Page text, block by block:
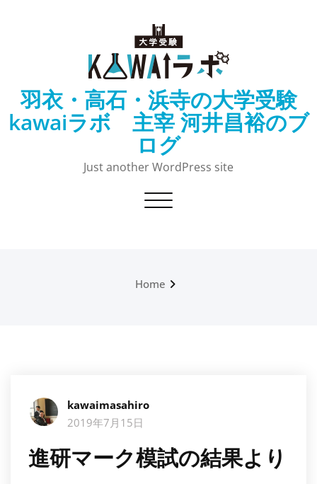
羽衣・高石・浜寺の大学受験
kawaiラボ 主宰 河井昌裕のブ
ログ
Just another WordPress site
Toggle navigation
Home
kawaimasahiro
2019年7月15日
進研マーク模試の結果より